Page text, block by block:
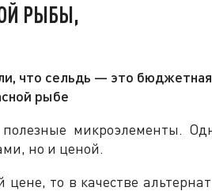
РЫБЫ,
что сельдь — это бюджетная
рыбе
микроэлементы.
но и ценой.
то в качестве